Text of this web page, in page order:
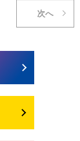
次へ